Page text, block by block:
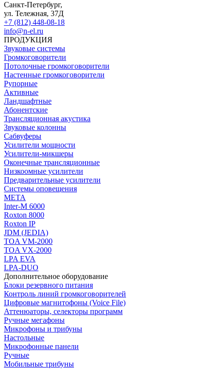
Санкт-Петербург,
ул. Тележная, 37Д
+7 (812) 448-08-18
info@n-el.ru
ПРОДУКЦИЯ
Звуковые системы
Громкоговорители
Потолочные громкоговорители
Настенные громкоговорители
Рупорные
Активные
Ландшафтные
Абонентские
Трансляционная акустика
Звуковые колонны
Сабвуферы
Усилители мощности
Усилители-микшеры
Оконечные трансляционные
Низкоомные усилители
Предварительные усилители
Системы оповещения
МЕТА
Inter-M 6000
Roxton 8000
Roxton IP
JDM (JEDIA)
TOA VM-2000
TOA VX-2000
LPA EVA
LPA-DUO
Дополнительное оборудование
Блоки резервного питания
Контроль линий громкоговорителей
Цифровые магнитофоны (Voice File)
Аттенюаторы, селекторы программ
Ручные мегафоны
Микрофоны и трибуны
Настольные
Микрофонные панели
Ручные
Мобильные трибуны